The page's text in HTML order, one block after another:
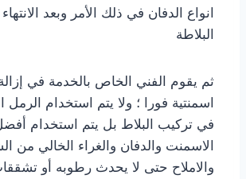
انواع الدفان في ذلك الأمر وبعد
البلاطة
ثم يقوم الفني الخاص بالخدمة في إزالة
اسمنتية فورا ؛ ولا يتم استخدام
في تركيب البلاط بل يتم استخدام
الاسمنت والدفان والغراء الخالي من
والاملاح حتى لا يحدث رطوبه أو